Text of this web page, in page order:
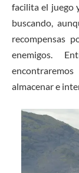
facilita el juego
buscando,
recompensas
enemigos.
almacenar e